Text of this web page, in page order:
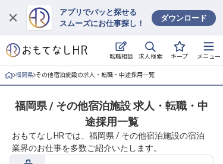
アプリでパッと探せる
スムーズにお仕事探し！
ダウンロード
転職相談 求人検索 キープ メニュー
ログイン
求人・施設を探す
就職・転職 合同説明会
おもてなしHRについて
福岡県 その他宿泊施設の求人・転職・中途採用一覧
福岡県 / その他宿泊施設 求人・転職・中
途採用一覧
おもてなしHRでは、福岡県 / その他宿泊施設の宿泊
業界のお仕事を多数ご紹介いたします。